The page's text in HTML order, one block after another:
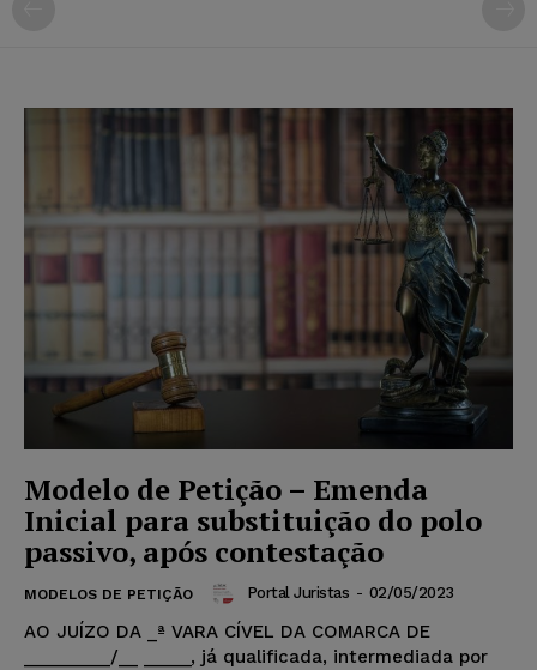
Modelo de Petição – Emenda
Inicial para substituição do polo
passivo, após contestação
MODELOS DE PETIÇÃO Portal Juristas - 02/05/2023
AO JUÍZO DA _ª VARA CÍVEL DA COMARCA DE
_________/__ _____, já qualificada, intermediada por